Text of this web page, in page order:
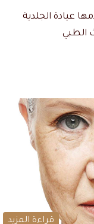
عيادة الجلدية
الطبي
قراءة المزيد